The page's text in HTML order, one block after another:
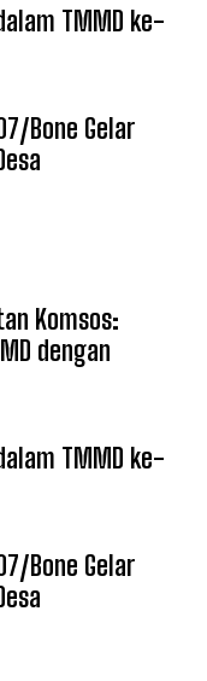
TMMD ke-
Bone Gelar
Komsos:
dengan
TMMD ke-
Bone Gelar